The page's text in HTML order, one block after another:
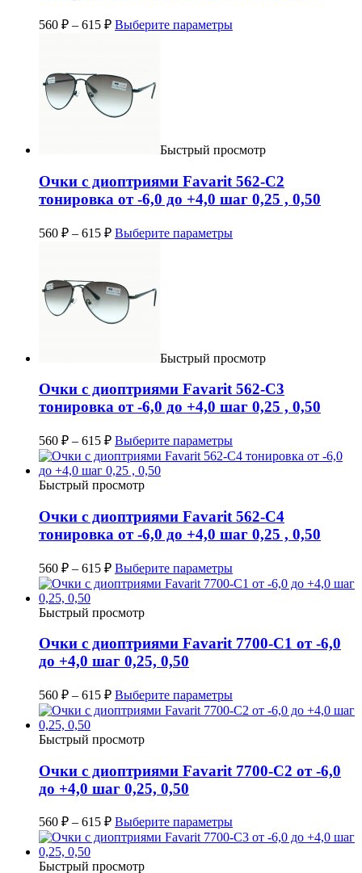
560 ₽ – 615 ₽ Выберите параметры
Быстрый просмотр
Очки с диоптриями Favarit 562-C2
тонировка от -6,0 до +4,0 шаг 0,25 , 0,50
560 ₽ – 615 ₽ Выберите параметры
Быстрый просмотр
Очки с диоптриями Favarit 562-C3
тонировка от -6,0 до +4,0 шаг 0,25 , 0,50
560 ₽ – 615 ₽ Выберите параметры
Быстрый просмотр
Очки с диоптриями Favarit 562-C4
тонировка от -6,0 до +4,0 шаг 0,25 , 0,50
560 ₽ – 615 ₽ Выберите параметры
Быстрый просмотр
Очки с диоптриями Favarit 7700-C1 от -6,0
до +4,0 шаг 0,25, 0,50
560 ₽ – 615 ₽ Выберите параметры
Быстрый просмотр
Очки с диоптриями Favarit 7700-C2 от -6,0
до +4,0 шаг 0,25, 0,50
560 ₽ – 615 ₽ Выберите параметры
Быстрый просмотр